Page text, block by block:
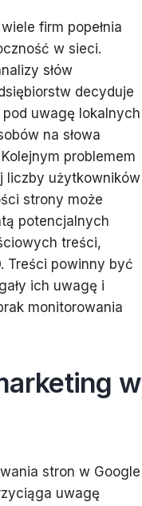
firm popełnia
w sieci.
słów
decyduje
uwagę lokalnych
na słowa
problemem
liczby użytkowników
strony może
potencjalnych
treści,
Treści powinny być
ich uwagę i
monitorowania
w
stron w Google
uwagę